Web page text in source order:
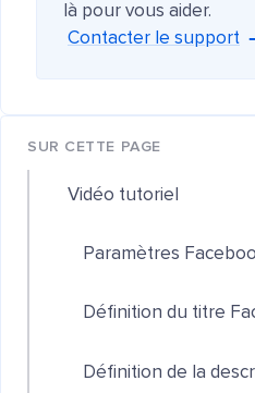
là pour vous aider.
Contacter le support
SUR CETTE PAGE
Vidéo tutoriel
Paramètres
Définition du titre
Définition de la